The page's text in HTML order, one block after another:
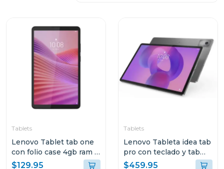
Tablets
Lenovo Tablet tab one
con folio case 4gb ram y
128gb de
$129.95
Tablets
Lenovo Tableta idea tab
pro con teclado y tab
pen plus + moto buds
$459.95